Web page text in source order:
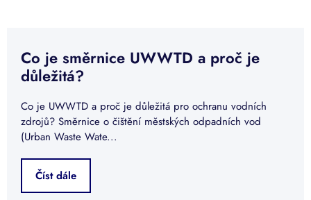
Co je směrnice UWWTD a proč je
důležitá?
Co je UWWTD a proč je důležitá pro ochranu vodních
zdrojů? Směrnice o čištění městských odpadních vod
(Urban Waste Wate...
Číst dále